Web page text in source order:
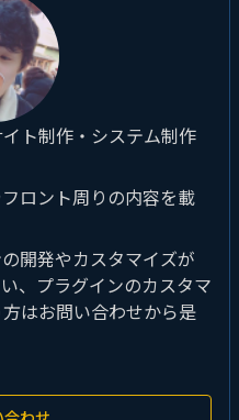
ト制作・システム制作
ロント周りの内容を載
開発やカスタマイズが
、プラグインのカスタマ
はお問い合わせから是